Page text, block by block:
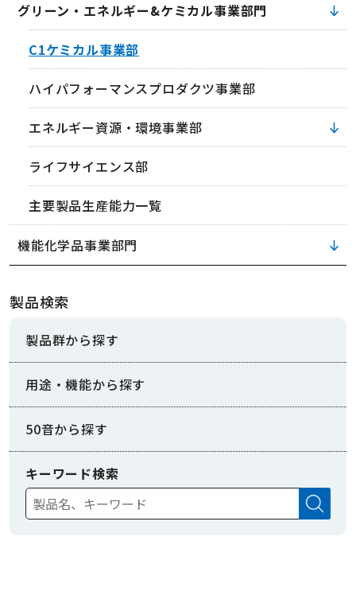
グリーン・エネルギー&ケミカル事業部門
C1ケミカル事業部
ハイパフォーマンスプロダクツ事業部
エネルギー資源・環境事業部
ライフサイエンス部
主要製品生産能力一覧
機能化学品事業部門
製品検索
製品群から探す
用途・機能から探す
50音から探す
キーワード検索